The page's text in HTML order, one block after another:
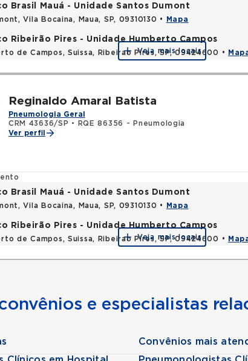
Brasil Mauá - Unidade Santos Dumont
Vila Bocaina, Maua, SP, 09310130 • Mapa
Ribeirão Pires - Unidade Humberto Campos
de Campos, Suissa, Ribeirao Pires, SP, 09424600 •
Veja mais locais
Reginaldo Amaral Batista
Pneumologia Geral
CRM 43636/SP •
RQE 86356 - Pneumologia
Ver perfil
Brasil Mauá - Unidade Santos Dumont
Vila Bocaina, Maua, SP, 09310130 • Mapa
Ribeirão Pires - Unidade Humberto Campos
de Campos, Suissa, Ribeirao Pires, SP, 09424600 •
Veja mais locais
e especialistas
Convênios mais